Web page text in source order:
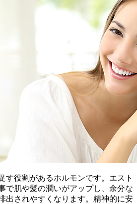
す役割があるホルモンです。エスト
で肌や髪の潤いがアップし、余分な
出されやすくなります。精神的に安